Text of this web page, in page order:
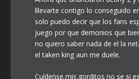
lllevarte contigo lo conseguido
solo puedo decir que los fans
juego por que demonios que
no quiero saber nada de el la
el taken king aun me duele.
Cuídense mis gorditos no se si